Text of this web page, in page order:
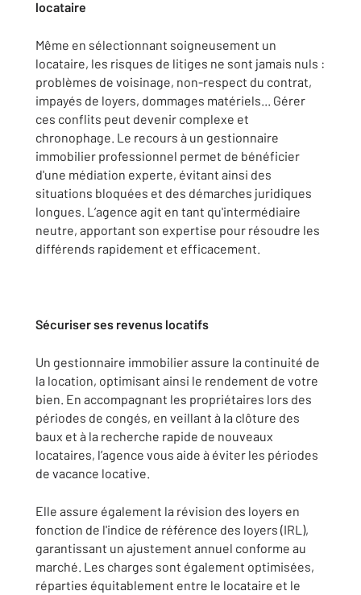
locataire
Même en sélectionnant soigneusement un
locataire, les risques de litiges ne sont jamais nuls :
problèmes de voisinage, non-respect du contrat,
impayés de loyers, dommages matériels... Gérer
ces conflits peut devenir complexe et
chronophage. Le recours à un gestionnaire
immobilier professionnel permet de bénéficier
d'une médiation experte, évitant ainsi des
situations bloquées et des démarches juridiques
longues. L’agence agit en tant qu'intermédiaire
neutre, apportant son expertise pour résoudre les
différends rapidement et efficacement.
Sécuriser ses revenus locatifs
Un gestionnaire immobilier assure la continuité de
la location, optimisant ainsi le rendement de votre
bien. En accompagnant les propriétaires lors des
périodes de congés, en veillant à la clôture des
baux et à la recherche rapide de nouveaux
locataires, l’agence vous aide à éviter les périodes
de vacance locative.
Elle assure également la révision des loyers en
fonction de l'indice de référence des loyers (IRL),
garantissant un ajustement annuel conforme au
marché. Les charges sont également optimisées,
réparties équitablement entre le locataire et le